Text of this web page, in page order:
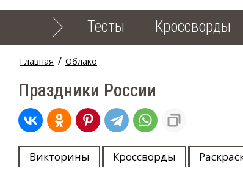
Тесты Кроссворды
Главная / Облако
Праздники России
Викторины Кроссворды